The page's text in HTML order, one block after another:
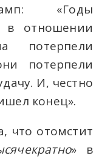
«Годы
в отношении
потерпели
потерпели
И, честно
конец».
что отомстит
» в